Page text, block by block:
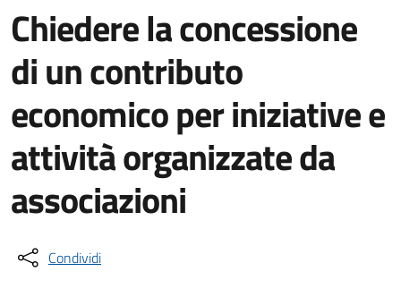
Chiedere la concessione
di un contributo
economico per iniziative e
attività organizzate da
associazioni
Condividi